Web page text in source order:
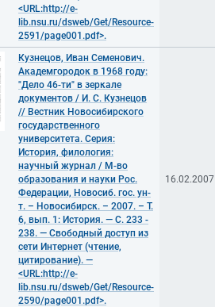
<URL:http://e-
lib.nsu.ru/dsweb/Get/Resource-
2591/page001.pdf>.
Кузнецов, Иван Семенович.
Академгородок в 1968 году:
"Дело 46-ти" в зеркале
документов / И. С. Кузнецов
// Вестник Новосибирского
государственного
университета. Серия:
История, филология:
научный журнал / М-во
образования и науки Рос.
Федерации, Новосиб. гос. ун-
т. – Новосибирск. – 2007. – Т.
6, вып. 1: История. — С. 233 -
238. — Свободный доступ из
сети Интернет (чтение,
цитирование). —
<URL:http://e-
lib.nsu.ru/dsweb/Get/Resource-
2590/page001.pdf>.
16.02.2007